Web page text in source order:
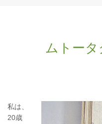
ムトータ
私は、
20歳